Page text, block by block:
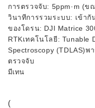
การตรวจจับ: 5ppm·m (ข
วินาทีการรวมระบบ: เข้ากั
ของโดรน: DJI Matrice
RTKเทคโนโลยี: Tunable
Spectroscopy (TDLAS)พ
ตรวจจับ
มีเทน
(